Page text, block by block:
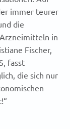
immer teurer
die
in
Fischer,
fasst
die sich nur